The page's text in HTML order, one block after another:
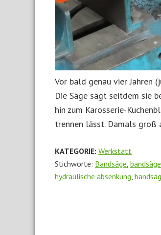
Vor bald genau vier Jahren
Die Säge sägt seitdem sie
hin zum Karosserie-
trennen lässt. Damals
KATEGORIE: Werkstatt
Stichworte: Bandsäge
hydraulische absenkung